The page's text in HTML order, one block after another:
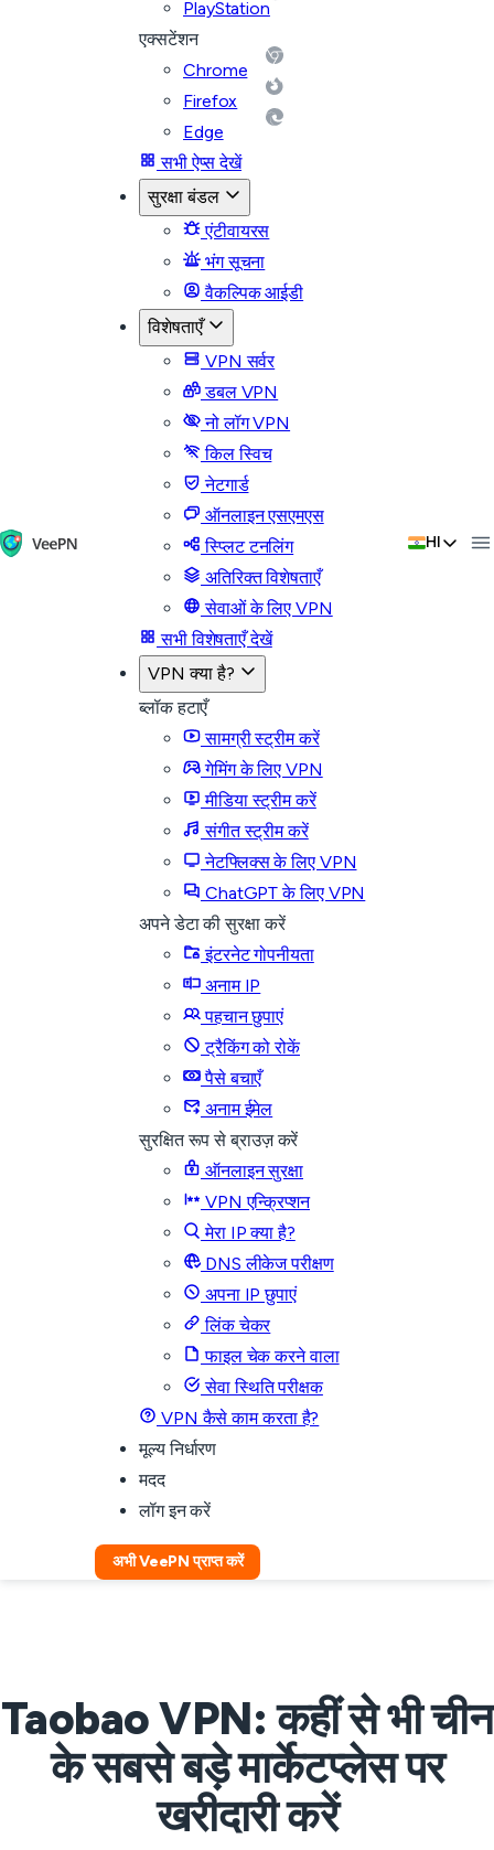
PlayStation
एक्सटेंशन
Chrome
Firefox
Edge
सभी ऐप्स देखें
सुरक्षा बंडल
एंटीवायरस
भंग सूचना
वैकल्पिक आईडी
विशेषताएँ
VPN सर्वर
डबल VPN
नो लॉग VPN
किल स्विच
नेटगार्ड
ऑनलाइन एसएमएस
स्प्लिट टनलिंग
अतिरिक्त विशेषताएँ
सेवाओं के लिए VPN
सभी विशेषताएँ देखें
VPN क्या है?
ब्लॉक हटाएँ
सामग्री स्ट्रीम करें
गेमिंग के लिए VPN
मीडिया स्ट्रीम करें
संगीत स्ट्रीम करें
नेटफ्लिक्स के लिए VPN
ChatGPT के लिए VPN
अपने डेटा की सुरक्षा करें
इंटरनेट गोपनीयता
अनाम IP
पहचान छुपाएं
ट्रैकिंग को रोकें
पैसे बचाएँ
अनाम ईमेल
सुरक्षित रूप से ब्राउज़ करें
ऑनलाइन सुरक्षा
VPN एन्क्रिप्शन
मेरा IP क्या है?
DNS लीकेज परीक्षण
अपना IP छुपाएं
लिंक चेकर
फाइल चेक करने वाला
सेवा स्थिति परीक्षक
VPN कैसे काम करता है?
मूल्य निर्धारण
मदद
लॉग इन करें
अभी VeePN प्राप्त करें
HI
Taobao VPN: कहीं से भी चीन
के सबसे बड़े मार्केटप्लेस पर
खरीदारी करें